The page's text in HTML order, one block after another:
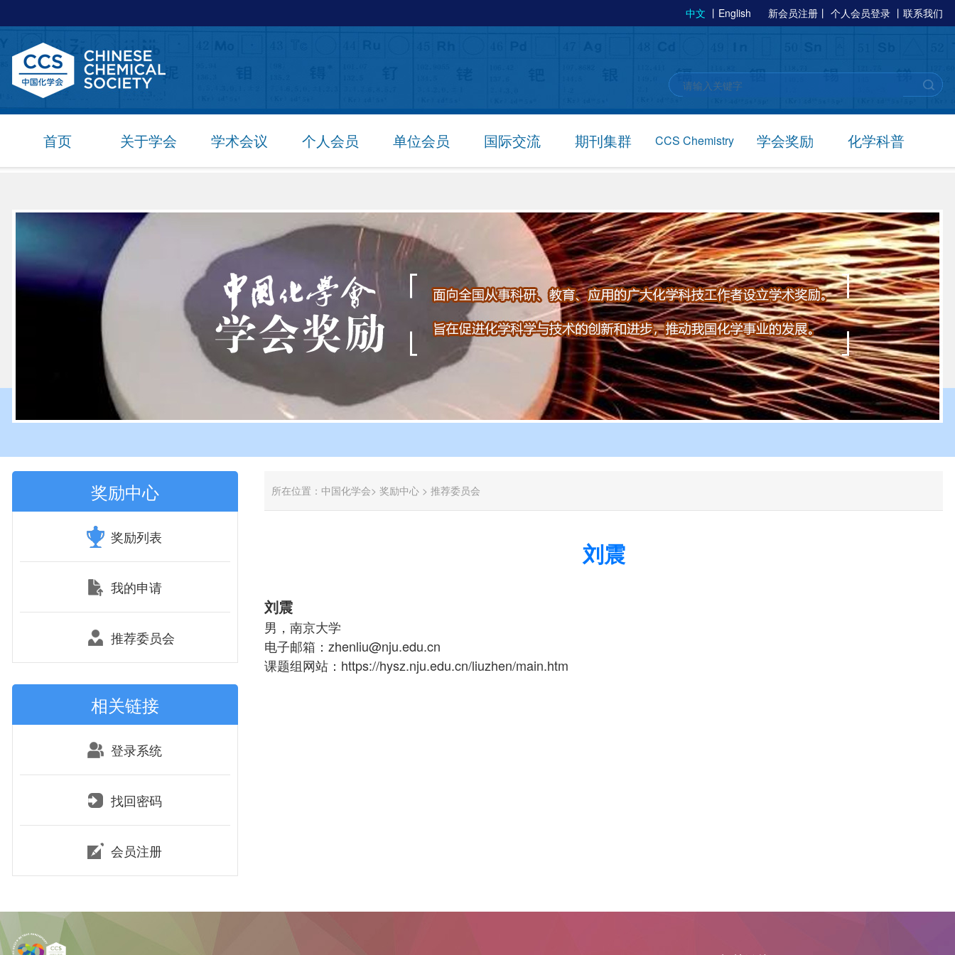
中文 丨 English 新会员注册 丨 个人会员登录 丨 联系我们
首页 关于学会 学术会议 个人会员 单位会员 国际交流 期刊集群 CCS Chemistry 学会奖励 化学科普
奖励中心
奖励列表
我的申请
推荐委员会
相关链接
登录系统
找回密码
会员注册
所在位置： 中国化学会> 奖励中心 > 推荐委员会
刘震
刘震
男，南京大学
电子邮箱：zhenliu@nju.edu.cn
课题组网站：https://hysz.nju.edu.cn/liuzhen/main.htm